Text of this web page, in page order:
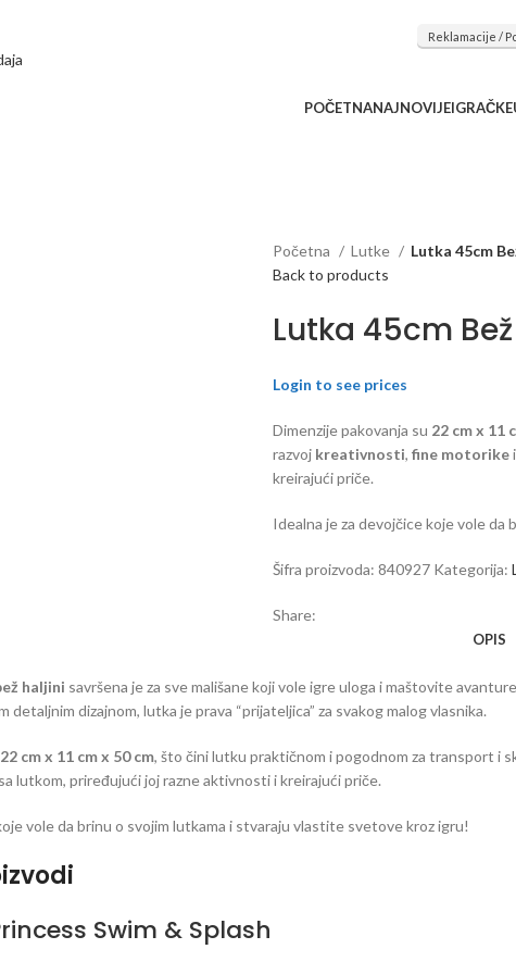
Reklamacije /
POČETNANAJNOVIJEIGRAČKE
Početna Lutke
Lutka 45cm
Back to products
Lutka 45cm
Login to see prices
Dimenzije pakovanja su 22 cm x 11
razvoj kreativnosti,fine motorikei
kreirajući priče.
Idealna je za devojčice koje vole
Šifra proizvoda:840927 Kategorija:
Share:
OPIS
haljini savršena je za sve mališane koji vole igre uloga i maštovite
detaljnim dizajnom, lutka je prava “prijateljica” za svakog malog vlasnika.
22 cm x 11 cm x 50 cm, što čini lutku praktičnom i pogodnom za transport i
lutkom, priređujući joj razne aktivnosti i kreirajući priče.
vole da brinu o svojim lutkama i stvaraju vlastite svetove kroz igru!
Swim & Splash